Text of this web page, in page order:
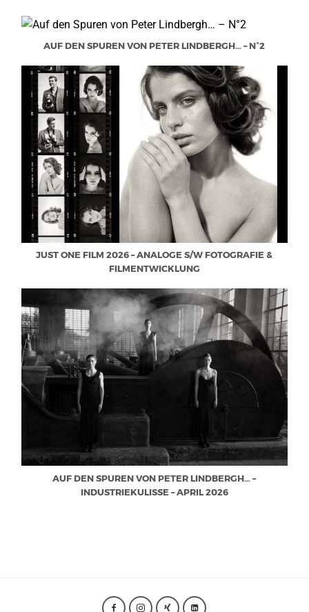
AUF DEN SPUREN VON PETER LINDBERGH… – N°2
JUST ONE FILM 2026 – ANALOGE S/W FOTOGRAFIE &
FILMENTWICKLUNG
AUF DEN SPUREN VON PETER LINDBERGH… –
INDUSTRIEKULISSE – APRIL 2026